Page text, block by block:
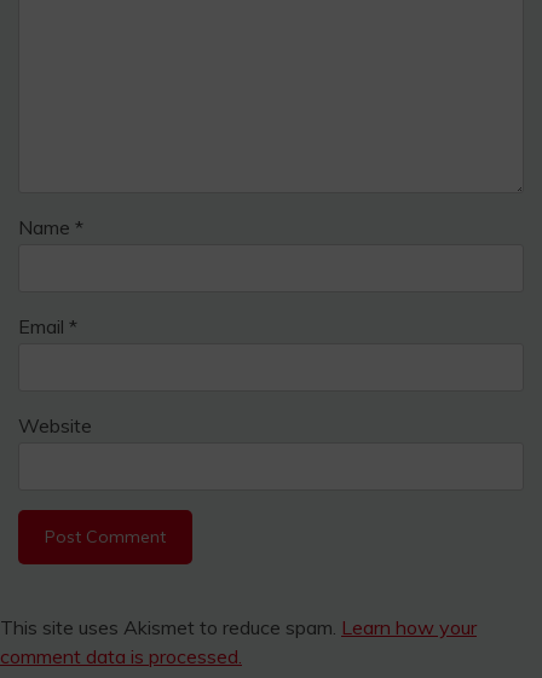
Name *
Email *
Website
This site uses Akismet to reduce spam. Learn how your
comment data is processed.